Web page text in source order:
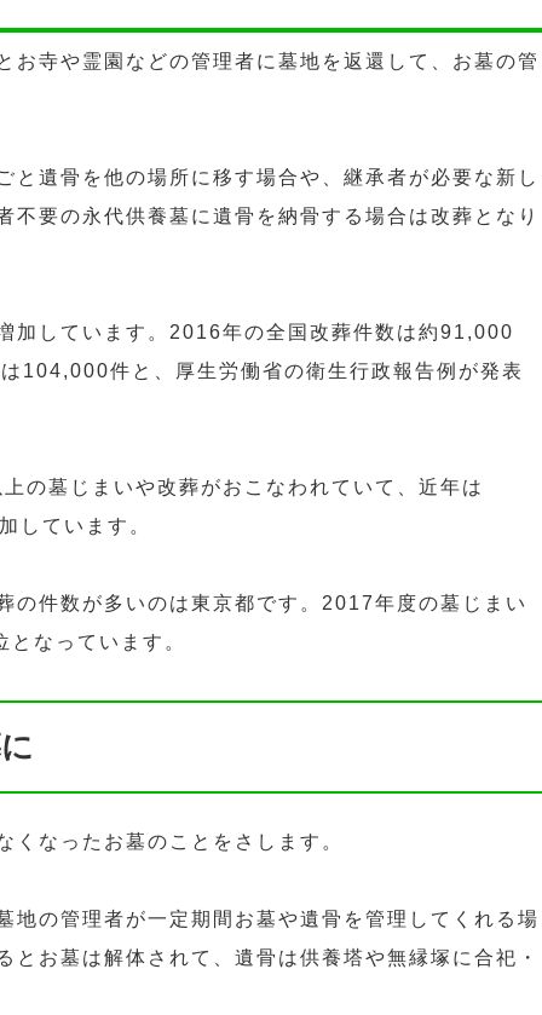
お寺や霊園などの管理者に墓地を返還して、お墓の管
と遺骨を他の場所に移す場合や、継承者が必要な新し
不要の永代供養墓に遺骨を納骨する場合は改葬となり
加しています。2016年の全国改葬件数は約91,000
104,000件と、厚生労働省の衛生行政報告例が発表
の墓じまいや改葬がおこなわれていて、近年は
しています。
の件数が多いのは東京都です。2017年度の墓じまい
なっています。
くなったお墓のことをさします。
地の管理者が一定期間お墓や遺骨を管理してくれる場
とお墓は解体されて、遺骨は供養塔や無縁塚に合祀・